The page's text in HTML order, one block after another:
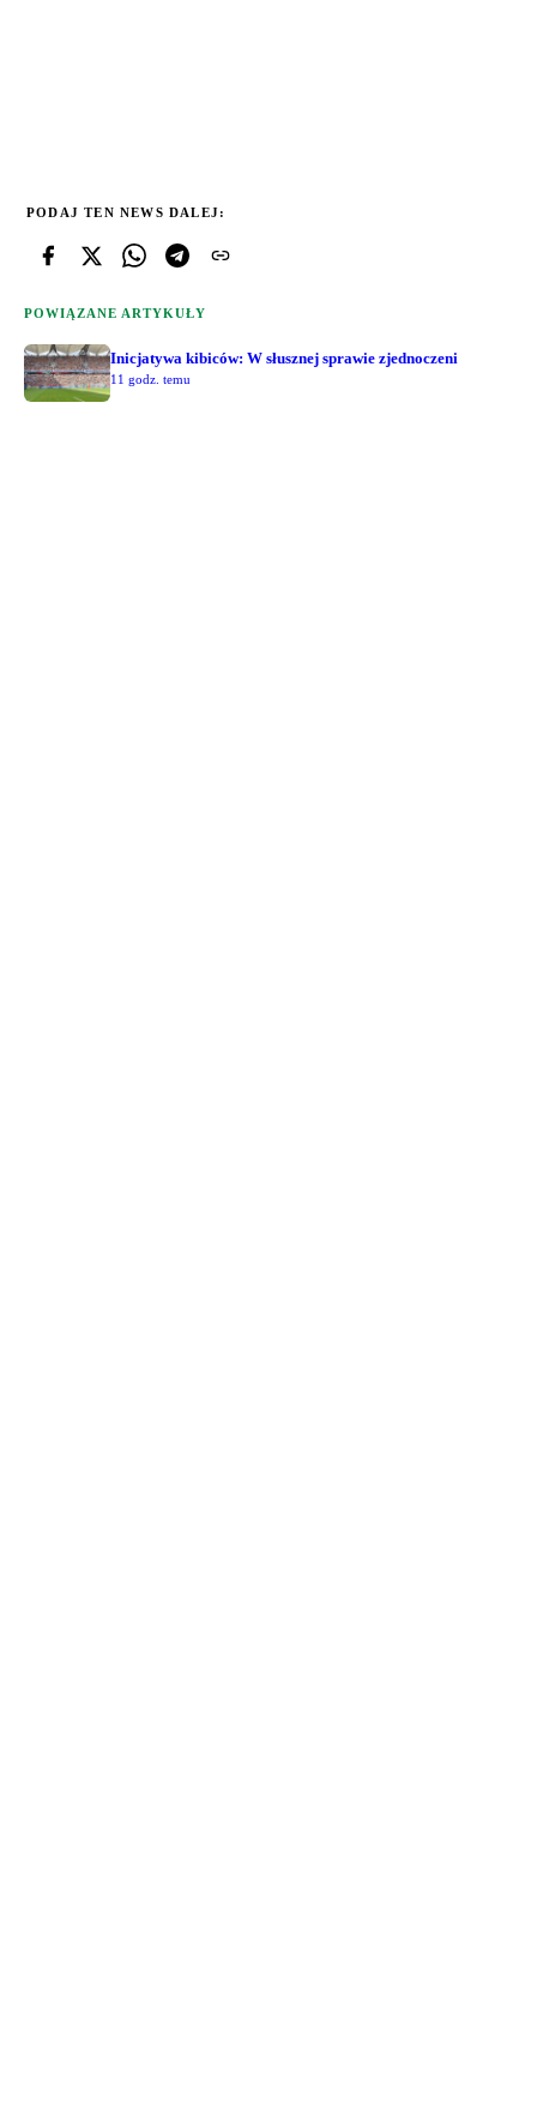
PODAJ TEN NEWS DALEJ:
POWIĄZANE ARTYKUŁY
Inicjatywa kibiców: W słusznej sprawie zjednoczeni
11 godz. temu